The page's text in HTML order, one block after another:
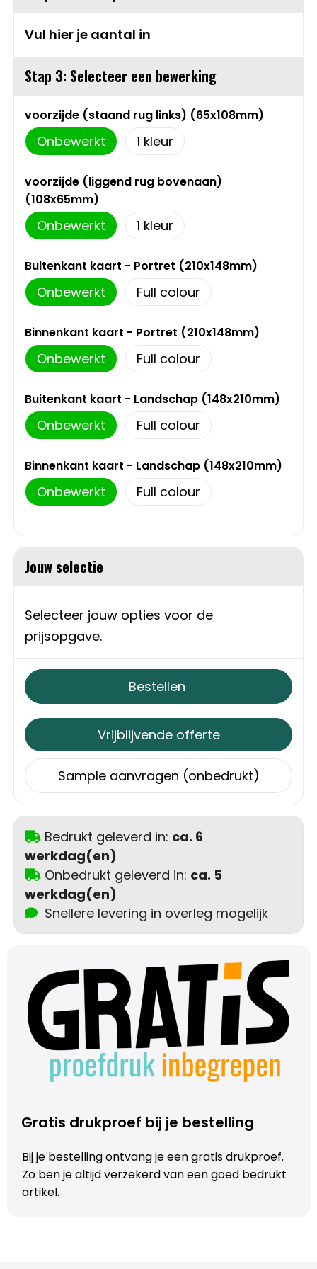
Schoenen
Papieren tassen
Reistassen
Reistassensets
Rugzakken
Sporttassen
Strandtassen
Toilettassen
Waterbestendige tassen
Autotassen
Tablettassen
Aktetassen
Schoenentassen
Promotietassen
Vul hier je aantal in
Stap 3: Selecteer een bewerking
voorzijde (staand rug links) (65x108mm)
Onbewerkt 1
voorzijde (liggend rug bovenaan)
(108x65mm)
Onbewerkt 1
Buitenkant kaart - Portret (210x148mm)
Onbewerkt Full colour
Binnenkant kaart - Portret (210x148mm)
Onbewerkt Full colour
Buitenkant kaart - Landschap (148x210mm)
Onbewerkt Full colour
Binnenkant kaart - Landschap (148x210mm)
Onbewerkt Full colour
Jouw selectie
Selecteer jouw opties voor de
prijsopgave.
Bestellen
Vrijblijvende offerte
Sample aanvragen (onbedrukt)
Bedrukt geleverd in: ca. 6
werkdag(en)
Onbedrukt geleverd in: ca. 5
werkdag(en)
Snellere levering in overleg mogelijk
Gratis drukproef bij je bestelling
Bij je bestelling ontvang je een gratis drukproef.
Zo ben je altijd verzekerd van een goed bedrukt
artikel.